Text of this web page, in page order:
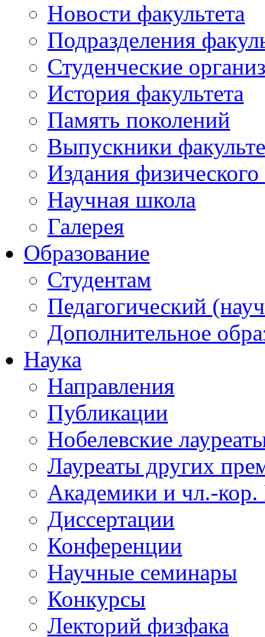
Новости факультета
Подразделения
Студенческие
История факультета
Память поколений
Выпускники
Издания физического
Научная школа
Галерея
Образование
Студентам
Педагогический
Дополнительное
Наука
Направления
Публикации
Нобелевские
Лауреаты других
Академики и чл.-
Диссертации
Конференции
Научные семинары
Конкурсы
Лекторий физфака